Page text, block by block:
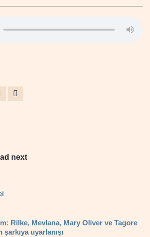
next
Rilke, Mevlana, Mary Oliver ve Tagore
uyarlanışı